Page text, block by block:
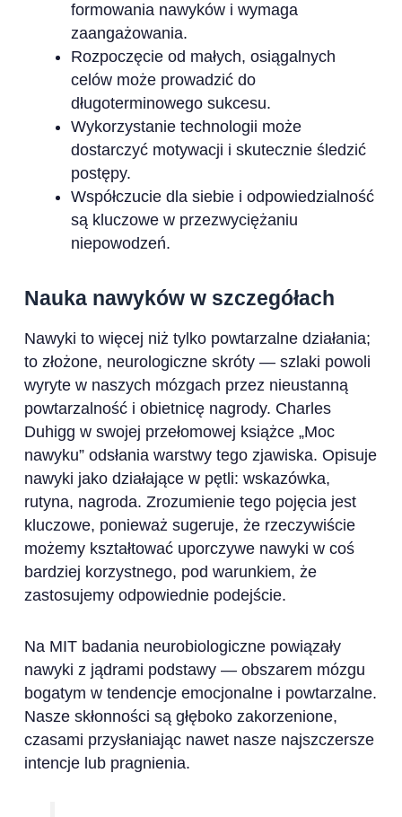
formowania nawyków i wymaga
zaangażowania.
Rozpoczęcie od małych, osiągalnych
celów może prowadzić do
długoterminowego sukcesu.
Wykorzystanie technologii może
dostarczyć motywacji i skutecznie śledzić
postępy.
Współczucie dla siebie i odpowiedzialność
są kluczowe w przezwyciężaniu
niepowodzeń.
Nauka nawyków w szczegółach
Nawyki to więcej niż tylko powtarzalne działania;
to złożone, neurologiczne skróty — szlaki powoli
wyryte w naszych mózgach przez nieustanną
powtarzalność i obietnicę nagrody. Charles
Duhigg w swojej przełomowej książce „Moc
nawyku” odsłania warstwy tego zjawiska. Opisuje
nawyki jako działające w pętli: wskazówka,
rutyna, nagroda. Zrozumienie tego pojęcia jest
kluczowe, ponieważ sugeruje, że rzeczywiście
możemy kształtować uporczywe nawyki w coś
bardziej korzystnego, pod warunkiem, że
zastosujemy odpowiednie podejście.
Na MIT badania neurobiologiczne powiązały
nawyki z jądrami podstawy — obszarem mózgu
bogatym w tendencje emocjonalne i powtarzalne.
Nasze skłonności są głęboko zakorzenione,
czasami przysłaniając nawet nasze najszczersze
intencje lub pragnienia.